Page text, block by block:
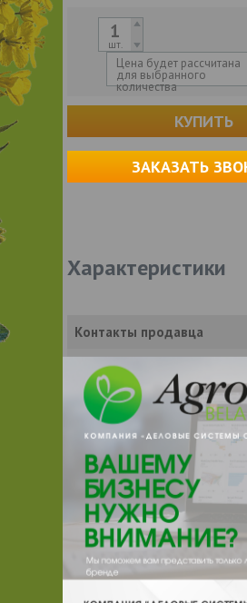
шт.
Цена будет рассчитана
для выбранного
количества
КУПИТЬ
ЗАКАЗАТЬ
Характеристики
Контакты продавца
Оставьте электронный
кнопки "Заказать" и мы
Вас подходящую
поставщика.